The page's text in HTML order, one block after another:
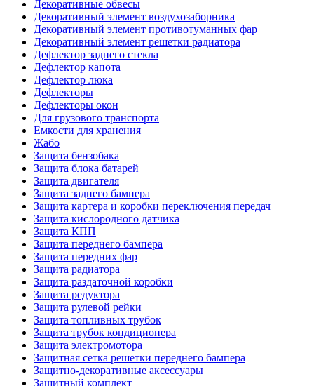
Декоративные обвесы
Декоративный элемент воздухозаборника
Декоративный элемент противотуманных фар
Декоративный элемент решетки радиатора
Дефлектор заднего стекла
Дефлектор капота
Дефлектор люка
Дефлекторы
Дефлекторы окон
Для грузового транспорта
Емкости для хранения
Жабо
Защита бензобака
Защита блока батарей
Защита двигателя
Защита заднего бампера
Защита картера и коробки переключения передач
Защита кислородного датчика
Защита КПП
Защита переднего бампера
Защита передних фар
Защита радиатора
Защита раздаточной коробки
Защита редуктора
Защита рулевой рейки
Защита топливных трубок
Защита трубок кондиционера
Защита электромотора
Защитная сетка решетки переднего бампера
Защитно-декоративные аксессуары
Защитный комплект